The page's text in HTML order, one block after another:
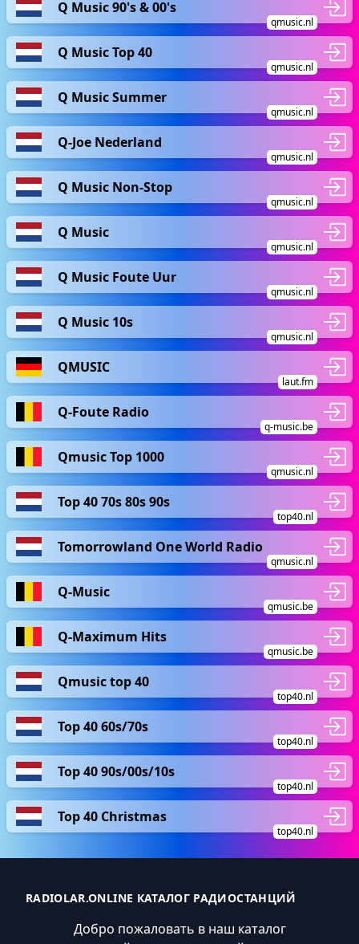
Q Music 90's & 00's
qmusic.nl
Q Music Top 40
qmusic.nl
Q Music Summer
qmusic.nl
Q-Joe Nederland
qmusic.nl
Q Music Non-Stop
qmusic.nl
Q Music
qmusic.nl
Q Music Foute Uur
qmusic.nl
Q Music 10s
qmusic.nl
QMUSIC
laut.fm
Q-Foute Radio
q-music.be
Qmusic Top 1000
qmusic.nl
Top 40 70s 80s 90s
top40.nl
Tomorrowland One World Radio
qmusic.nl
Q-Music
qmusic.be
Q-Maximum Hits
qmusic.be
Qmusic top 40
top40.nl
Top 40 60s/70s
top40.nl
Top 40 90s/00s/10s
top40.nl
Top 40 Christmas
top40.nl
RADIOLAR.ONLINE КАТАЛОГ РАДИОСТАНЦИЙ
Добро пожаловать в наш каталог